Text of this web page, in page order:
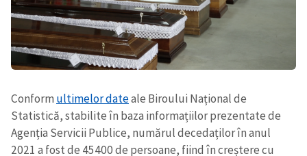
Conform ultimelor dateale Biroului Național de
Statistică, stabilite în baza informațiilor prezentate de
Agenția Servicii Publice, numărul decedaților în anul
2021 a fost de 45400 de persoane, fiind în creștere cu